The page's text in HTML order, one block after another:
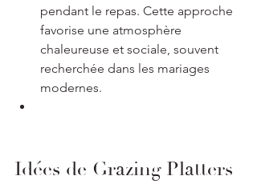
pendant le repas. Cette approche
favorise une atmosphère
chaleureuse et sociale, souvent
recherchée dans les mariages
modernes.
Idées de Grazing Platters